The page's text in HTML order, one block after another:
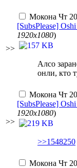
>>
Мокона Чт
[SubsPlease]
1920x1080)
Алсо
онли, кто
>>
Мокона Чт
[SubsPlease]
1920x1080)
>>1548250
Мокона Чт